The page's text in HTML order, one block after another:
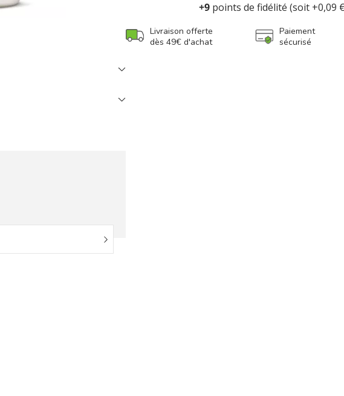
+9 points de fidélité (soit +0,09
Livraison offerte
dès 49€ d'achat
Paiement
sécurisé